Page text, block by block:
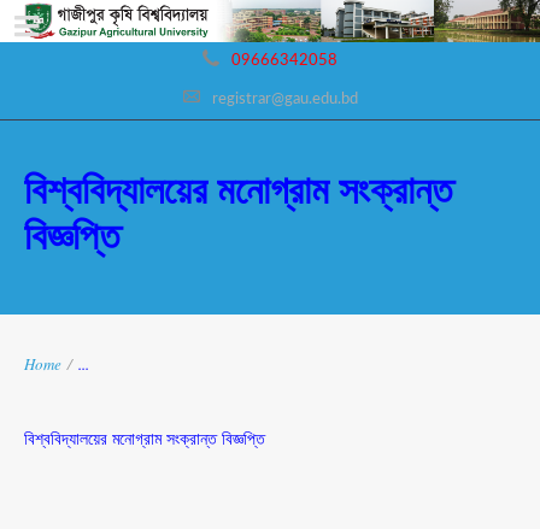
09666342058
registrar@gau.edu.bd
বিশ্ববিদ্যালয়ের মনোগ্রাম সংক্রান্ত
বিজ্ঞপ্তি
Home / ...
বিশ্ববিদ্যালয়ের মনোগ্রাম সংক্রান্ত বিজ্ঞপ্তি